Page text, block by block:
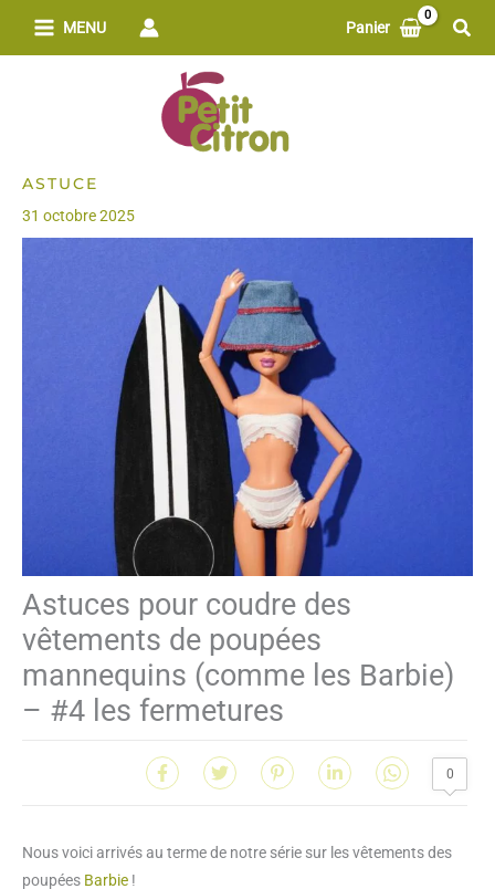
MENU Panier
ASTUCE
31 octobre 2025
Astuces pour coudre des
vêtements de poupées
mannequins (comme les Barbie)
– #4 les fermetures
0
Nous voici arrivés au terme de notre série sur les vêtements des
poupées Barbie !